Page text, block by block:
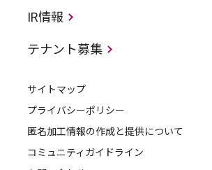
IR情報
テナント募集
サイトマップ
プライバシーポリシー
匿名加工情報の作成と提供について
コミュニティガイドライン